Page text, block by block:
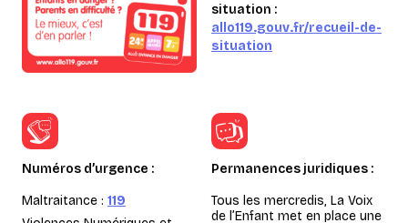
situation :
allo119.gouv.fr/recueil-de-
situation
Numéros d’urgence :
Maltraitance : 119
Permanences juridiques :
Tous les mercredis, La Voix
de l’Enfant met en place une